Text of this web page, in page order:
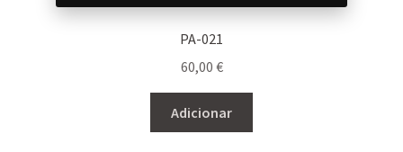
PA-021
60,00 €
Adicionar